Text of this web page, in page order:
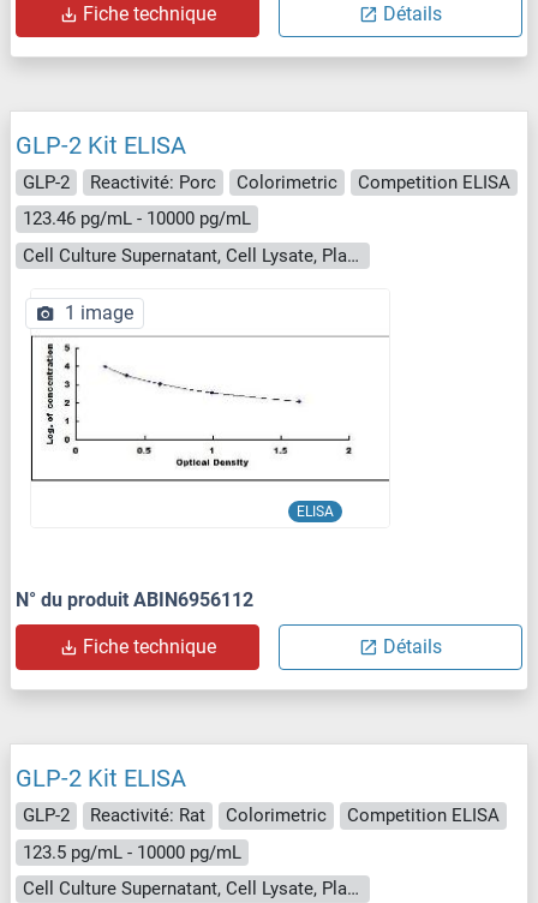
Fiche technique Détails
GLP-2 Kit ELISA
GLP-2 Reactivité: Porc Colorimetric
Competition ELISA
123.46 pg/mL - 10000 pg/mL
Cell Culture Supernatant, Cell Lysate, Plasma, Serum, Tissue Homogenate
ELISA
1 image
N° du produit ABIN6956112
Fiche technique Détails
GLP-2 Kit ELISA
GLP-2 Reactivité: Rat Colorimetric
Competition ELISA
123.5 pg/mL - 10000 pg/mL
Cell Culture Supernatant, Cell Lysate, Plasma, Serum, Tissue Homogenate